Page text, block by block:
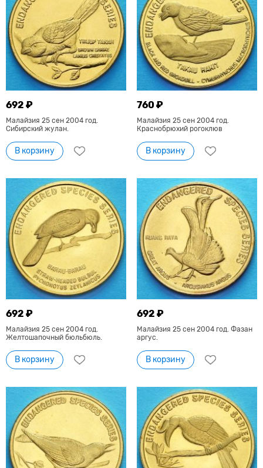
692 ₽
Малайзия 25 сен 2004 год.
Сибирский жулан.
В корзину
760 ₽
Малайзия 25 сен 2004 год.
Краснобрюхий рогоклюв
В корзину
692 ₽
Малайзия 25 сен 2004 год.
Желтошапочный бюльбюль.
В корзину
692 ₽
Малайзия 25 сен 2004 год. Фазан
аргус.
В корзину